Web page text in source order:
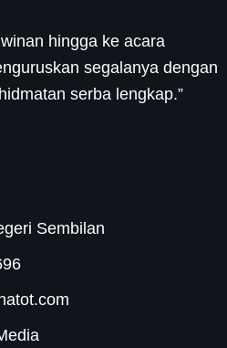
hingga ke acara
segalanya dengan
serba lengkap.”
Sembilan